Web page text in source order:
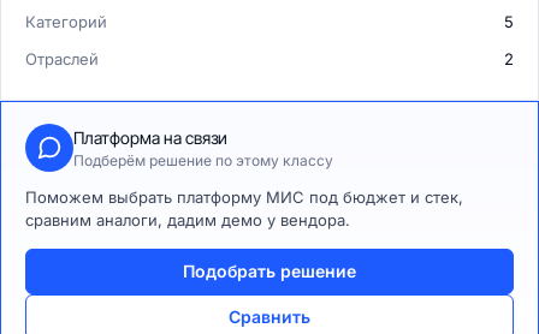
Категорий
5
Отраслей
2
Платформа на связи
Подберём решение по этому классу
Поможем выбрать платформу МИС под бюджет и стек,
сравним аналоги, дадим демо у вендора.
Подобрать решение
Сравнить